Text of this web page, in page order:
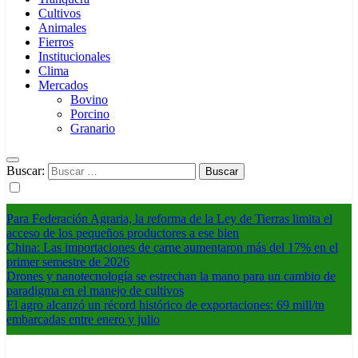
Cultivos
Animales
Fierros
Institucionales
Clima
Mercados
Bovino
Porcino
Granario
Buscar:
Para Federación Agraria, la reforma de la Ley de Tierras limita el
acceso de los pequeños productores a ese bien
China: Las importaciones de carne aumentaron más del 17% en el
primer semestre de 2026
Drones y nanotecnología se estrechan la mano para un cambio de
paradigma en el manejo de cultivos
El agro alcanzó un récord histórico de exportaciones: 69 mill/tn
embarcadas entre enero y julio